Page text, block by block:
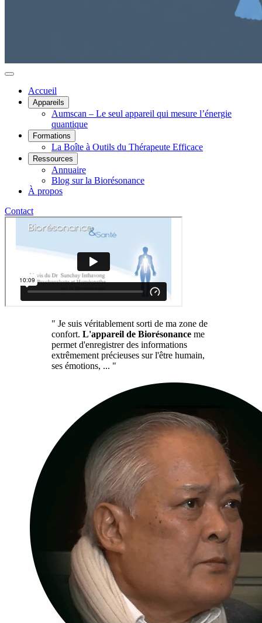
Accueil
Appareils
Aumscan – Le seul appareil qui mesure l’énergie
quantique
Formations
La Boîte à Outils du Thérapeute Efficace
Ressources
Annuaire
Blog sur la Biorésonance
À propos
Contact
" Je suis véritablement sorti de ma zone de
confort. L'appareil de Biorésonance me
permet d'enregistrer des informations
extrêmement précieuses sur l'être humain,
ses émotions, ... "